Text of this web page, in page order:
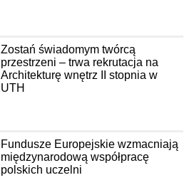
Zostań świadomym twórcą
przestrzeni – trwa rekrutacja na
Architekturę wnętrz II stopnia w
UTH
Fundusze Europejskie wzmacniają
międzynarodową współpracę
polskich uczelni